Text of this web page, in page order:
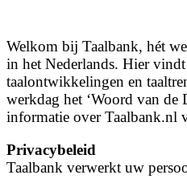
Welkom bij Taalbank, hét
in het Nederlands. Hier
taalontwikkelingen en
werkdag het ‘Woord van de
informatie over Taalbank.nl
Privacybeleid
Taalbank verwerkt uw